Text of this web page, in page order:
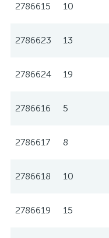
2786615 10
2786623 13
2786624 19
2786616 5
2786617 8
2786618 10
2786619 15